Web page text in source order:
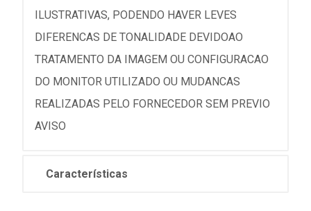
ILUSTRATIVAS, PODENDO HAVER LEVES
DIFERENCAS DE TONALIDADE DEVIDOAO
TRATAMENTO DA IMAGEM OU CONFIGURACAO
DO MONITOR UTILIZADO OU MUDANCAS
REALIZADAS PELO FORNECEDOR SEM PREVIO
AVISO
Características